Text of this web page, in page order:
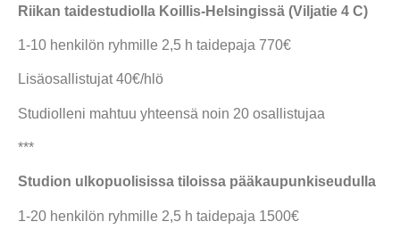
Riikan taidestudiolla Koillis-Helsingissä (Viljatie 4 C)
1-10 henkilön ryhmille 2,5 h taidepaja 770€
Lisäosallistujat 40€/hlö
Studiolleni mahtuu yhteensä noin 20 osallistujaa
***
Studion ulkopuolisissa tiloissa pääkaupunkiseudulla
1-20 henkilön ryhmille 2,5 h taidepaja 1500€